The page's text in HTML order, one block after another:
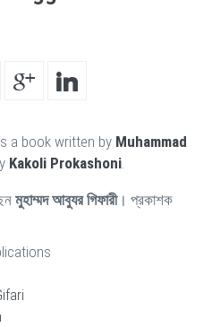
a book written by Muhammad
Kakoli Prokashoni
মুহাম্মদ আবুযর গিফারী। প্রকাশক